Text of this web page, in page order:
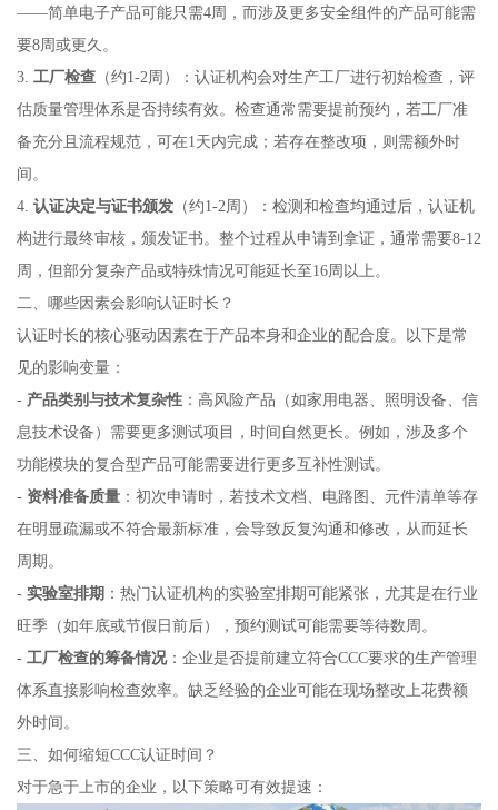
——简单电子产品可能只需4周，而涉及更多安全组件的产品可能需
要8周或更久。
3. 工厂检查（约1-2周）：认证机构会对生产工厂进行初始检查，评
估质量管理体系是否持续有效。检查通常需要提前预约，若工厂准
备充分且流程规范，可在1天内完成；若存在整改项，则需额外时
间。
4. 认证决定与证书颁发（约1-2周）：检测和检查均通过后，认证机
构进行最终审核，颁发证书。整个过程从申请到拿证，通常需要8-12
周，但部分复杂产品或特殊情况可能延长至16周以上。
二、哪些因素会影响认证时长？
认证时长的核心驱动因素在于产品本身和企业的配合度。以下是常
见的影响变量：
- 产品类别与技术复杂性：高风险产品（如家用电器、照明设备、信
息技术设备）需要更多测试项目，时间自然更长。例如，涉及多个
功能模块的复合型产品可能需要进行更多互补性测试。
- 资料准备质量：初次申请时，若技术文档、电路图、元件清单等存
在明显疏漏或不符合最新标准，会导致反复沟通和修改，从而延长
周期。
- 实验室排期 ：热门认证机构的实验室排期可能紧张，尤其是在行业
旺季（如年底或节假日前后），预约测试可能需要等待数周。
- 工厂检查的筹备情况：企业是否提前建立符合CCC要求的生产管理
体系直接影响检查效率。缺乏经验的企业可能在现场整改上花费额
外时间。
三、如何缩短CCC认证时间？
对于急于上市的企业，以下策略可有效提速：